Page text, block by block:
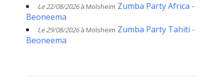
Le 22/08/2026à Molsheim Zumba Party Africa -
Beoneema
Le 29/08/2026à Molsheim Zumba Party Tahiti -
Beoneema